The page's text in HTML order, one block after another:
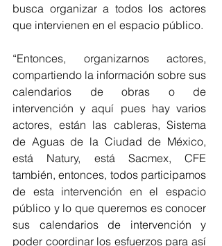
busca organizar a todos los actores
que intervienen en el espacio público.
“Entonces, organizarnos actores,
compartiendo la información sobre sus
calendarios de obras o de
intervención y aquí pues hay varios
actores, están las cableras, Sistema
de Aguas de la Ciudad de México,
está Natury, está Sacmex, CFE
también, entonces, todos participamos
de esta intervención en el espacio
público y lo que queremos es conocer
sus calendarios de intervención y
poder coordinar los esfuerzos para así